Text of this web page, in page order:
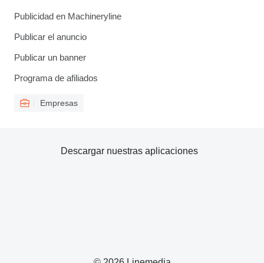
Publicidad en Machineryline
Publicar el anuncio
Publicar un banner
Programa de afiliados
Empresas
Descargar nuestras aplicaciones